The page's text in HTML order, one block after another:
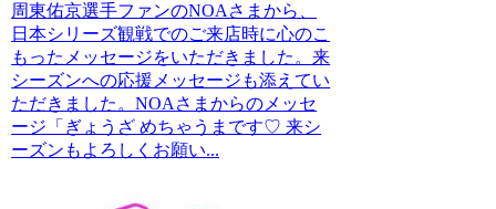
周東佑京選手ファンのNOAさまから、
日本シリーズ観戦でのご来店時に心のこ
もったメッセージをいただきました。来
シーズンへの応援メッセージも添えてい
ただきました。NOAさまからのメッセ
ージ「ぎょうざ めちゃうまです♡ 来シ
ーズンもよろしくお願い...